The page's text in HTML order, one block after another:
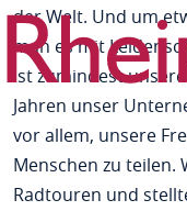
der Welt. Und um
man es mit
ist zumindest
Jahren unser
vor allem, unsere
Menschen zu teilen.
Radtouren und